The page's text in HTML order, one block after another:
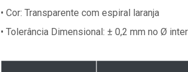
• Cor: Transparente com espiral laranja
• Tolerância Dimensional: ± 0,2 mm no Ø